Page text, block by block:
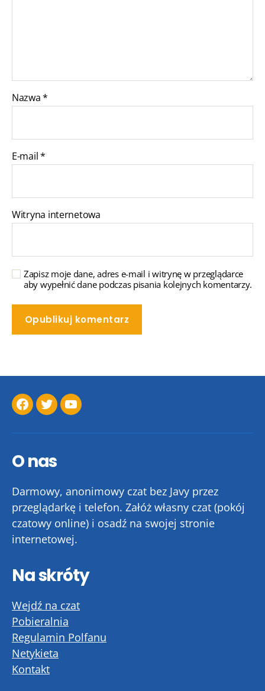
Nazwa*
E-mail*
Witryna internetowa
Zapisz moje dane, adres e-mail i witrynę w przeglądarce
aby wypełnić dane podczas pisania kolejnych komentarzy.
Facebook
TwitterYouTube
O nas
Darmowy, anonimowy czat bez Javy przez
przeglądarkę i telefon. Załóż własny czat (pokój
czatowy online) i osadź na swojej stronie
internetowej.
Na skróty
Wejdź na czat
Pobieralnia
Regulamin Polfanu
Netykieta
Kontakt